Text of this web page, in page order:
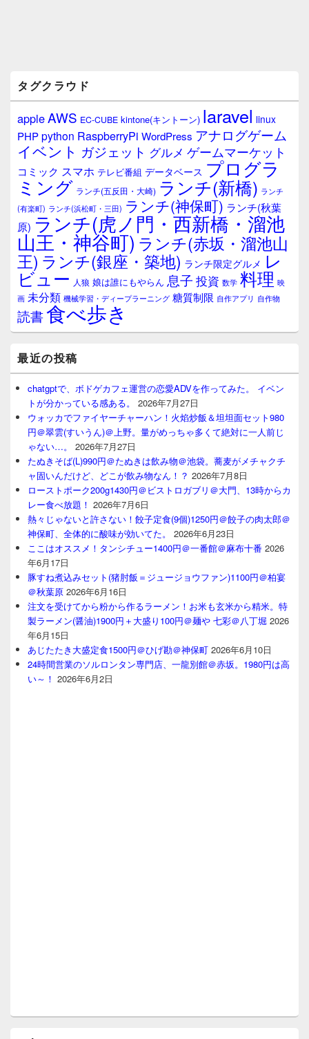
タグクラウド
appleAWS EC-CUBE kintone(キントーン) laravel linux
PHPpython RaspberryPi WordPress アナログゲーム
イベント ガジェット グルメ ゲームマーケット
コミック スマホ テレビ番組 データベース プログラ
ミング ランチ(五反田・大崎) ランチ(新橋) ランチ
(有楽町) ランチ(浜松町・三田) ランチ(神保町) ランチ(秋葉
原) ランチ(虎ノ門・西新橋・溜池
山王・神谷町) ランチ(赤坂・溜池山
王) ランチ(銀座・築地) ランチ限定グルメ レ
ビュー 人狼 娘は誰にもやらん 息子 投資 数学 料理 映
画 未分類 機械学習・ディープラーニング 糖質制限 自作アプリ 自作物
読書食べ歩き
最近の投稿
chatgptで、ボドゲカフェ運営の恋愛ADVを作ってみた。 イベン
トが分かっている感ある。
2026年7月27日
ウォッカでファイヤーチャーハン！火焰炒飯＆坦坦面セット980
円＠翠雲(すいうん)＠上野。量がめっちゃ多くて絶対に一人前じ
ゃない…。
2026年7月27日
たぬきそば(L)990円＠たぬきは飲み物＠池袋。蕎麦がメチャクチ
ャ固いんだけど、どこが飲み物なん！？ 2026年7月8日
ローストポーク200g1430円＠ビストロガブリ＠大門、13時からカ
レー食べ放題！ 2026年7月6日
熱々じゃないと許さない！餃子定食(9個)1250円＠餃子の肉太郎＠
神保町、全体的に酸味が効いてた。
2026年6月23日
ここはオススメ！タンシチュー1400円＠一番館＠麻布十番 2026
年6月17日
豚すね煮込みセット(猪肘飯＝ジュージョウファン)1100円＠柏宴
＠秋葉原 2026年6月16日
注文を受けてから粉から作るラーメン！お米も玄米から精米。特
製ラーメン(醤油)1900円＋大盛り100円＠麺や 七彩＠八丁堀 2026
年6月15日
あじたたき大盛定食1500円＠ひげ勘＠神保町 2026年6月10日
24時間営業のソルロンタン専門店、一龍別館＠赤坂。1980円は高
い～！ 2026年6月2日